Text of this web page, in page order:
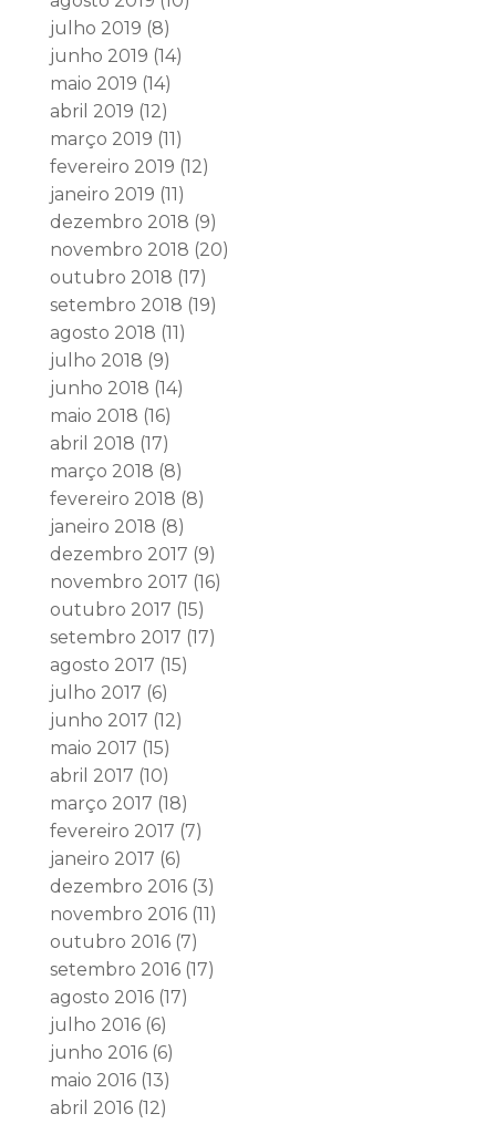
julho 2019 (8)
junho 2019 (14)
maio 2019 (14)
abril 2019 (12)
março 2019 (11)
fevereiro 2019 (12)
janeiro 2019 (11)
dezembro 2018 (9)
novembro 2018 (20)
outubro 2018 (17)
setembro 2018 (19)
agosto 2018 (11)
julho 2018 (9)
junho 2018 (14)
maio 2018 (16)
abril 2018 (17)
março 2018 (8)
fevereiro 2018 (8)
janeiro 2018 (8)
dezembro 2017 (9)
novembro 2017 (16)
outubro 2017 (15)
setembro 2017 (17)
agosto 2017 (15)
julho 2017 (6)
junho 2017 (12)
maio 2017 (15)
abril 2017 (10)
março 2017 (18)
fevereiro 2017 (7)
janeiro 2017 (6)
dezembro 2016(3)
novembro 2016(11)
outubro 2016(7)
setembro 2016(17)
agosto 2016(17)
julho 2016(6)
junho 2016(6)
maio 2016(13)
abril 2016(12)